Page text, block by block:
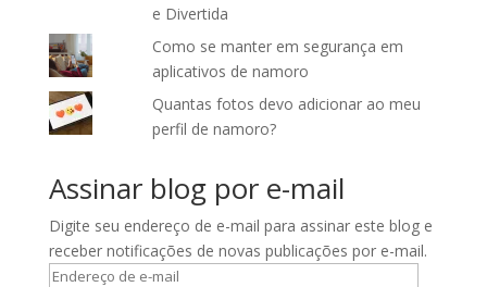
e Divertida
Como se manter em segurança em
aplicativos de namoro
Quantas fotos devo adicionar ao meu
perfil de namoro?
Assinar blog por e-mail
Digite seu endereço de e-mail para assinar este blog e
receber notificações de novas publicações por e-mail.
Endereço